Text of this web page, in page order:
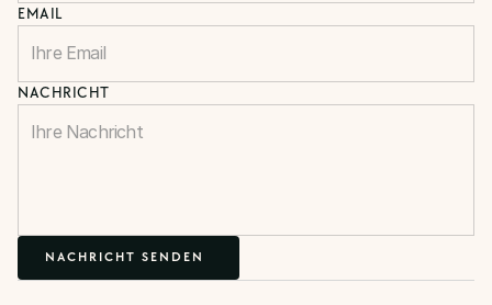
EMAIL
NACHRICHT
NACHRICHT SENDEN